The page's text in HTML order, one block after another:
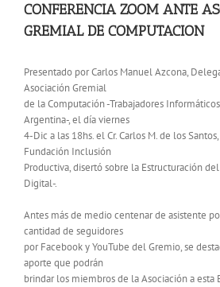
CONFERENCIA ZOOM ANTE
GREMIAL DE COMPUTACION
Presentado por Carlos Manuel Azcona,
Asociación Gremial
de la Computación -Trabajadores
Argentina-, el día viernes
4-Dic a las 18hs. el Cr. Carlos M. de los
Fundación Inclusión
Productiva, disertó sobre la Estructuración
Digital-.
Antes más de medio centenar de asistente
cantidad de seguidores
por Facebook y YouTube del Gremio, se
aporte que podrán
brindar los miembros de la Asociación a esta